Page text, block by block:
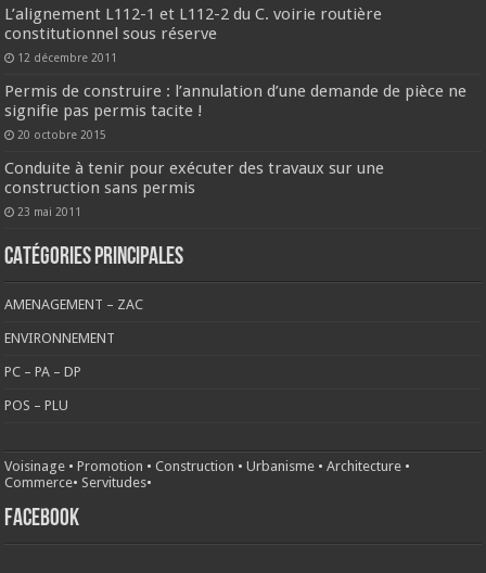
L’alignement L112-1 et L112-2 du C. voirie routière
constitutionnel sous réserve
12 décembre 2011
Permis de construire : l’annulation d’une demande de pièce ne
signifie pas permis tacite !
20 octobre 2015
Conduite à tenir pour exécuter des travaux sur une
construction sans permis
23 mai 2011
CATÉGORIES PRINCIPALES
AMENAGEMENT – ZAC
ENVIRONNEMENT
PC – PA – DP
POS – PLU
Voisinage •Promotion •Construction •Urbanisme •Architecture •
Commerce• Servitudes•
FACEBOOK